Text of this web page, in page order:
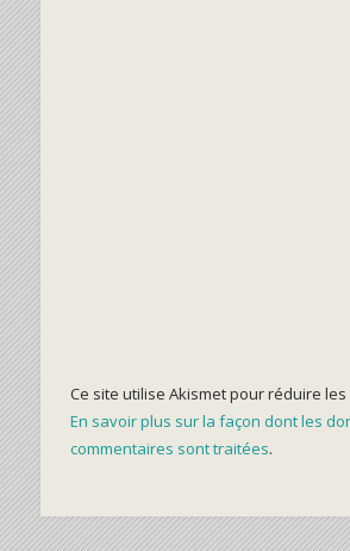
Ce site utilise Akismet pour réduire
En savoir plus sur la façon dont les
commentaires sont traitées.